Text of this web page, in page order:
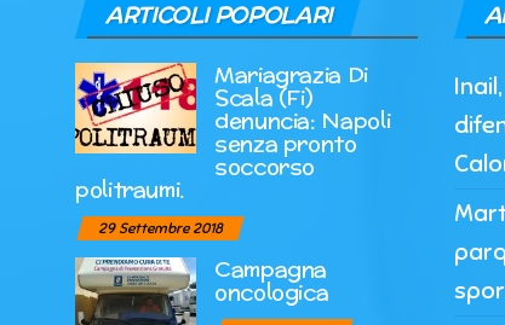
ARTICOLI POPOLARI
Mariagrazia Di
Scala (Fi)
denuncia: Napoli
senza pronto
soccorso
politraumi.
29 Settembre 2018
Campagna
oncologica